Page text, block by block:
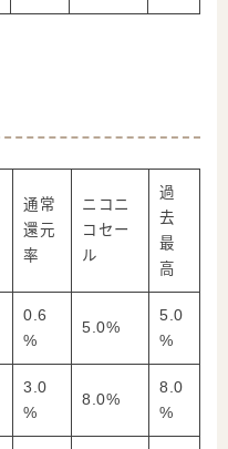
通常
還元
率
ニコニ
コセー
ル
過
去
最
高
0.6
%
5.0%
5.0
%
3.0
%
8.0%
8.0
%